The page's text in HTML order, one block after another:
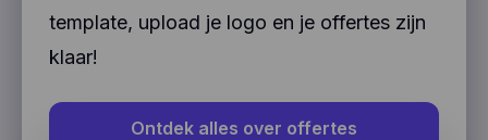
template, upload je logo en je offertes zijn
klaar!
Ontdek alles over offertes